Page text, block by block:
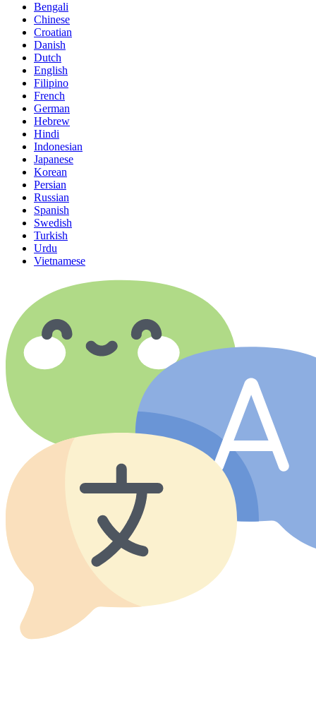
Bengali
Chinese
Croatian
Danish
Dutch
English
Filipino
French
German
Hebrew
Hindi
Indonesian
Japanese
Korean
Persian
Russian
Spanish
Swedish
Turkish
Urdu
Vietnamese